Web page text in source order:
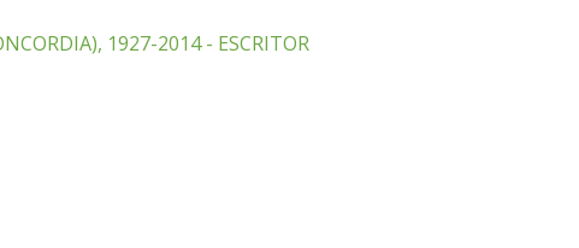
1927-2014 - ESCRITOR